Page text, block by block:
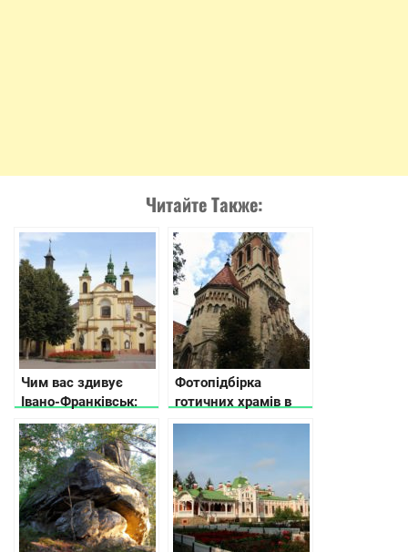
Читайте Также:
Чим вас здивує
Івано-Франківськ:
місця, які варто
побачити
Фотопідбірка
готичних храмів в
Україні